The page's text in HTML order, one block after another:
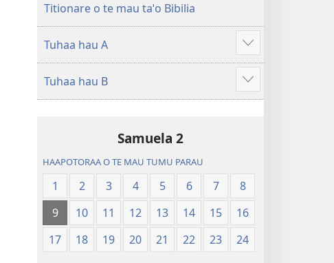
Titionare o te mau taˈo Bibilia
Tuhaa hau A
Hi
ˈo
hau
atu
Tuhaa hau B
Hi
ˈo
Samuela 2
HAAPOTORAA O TE MAU TUMU PARAU
1 2 3 4 5 6 7
8
9
10 11 12 13 14 15
16
17
18 19 20 21 22 23 24